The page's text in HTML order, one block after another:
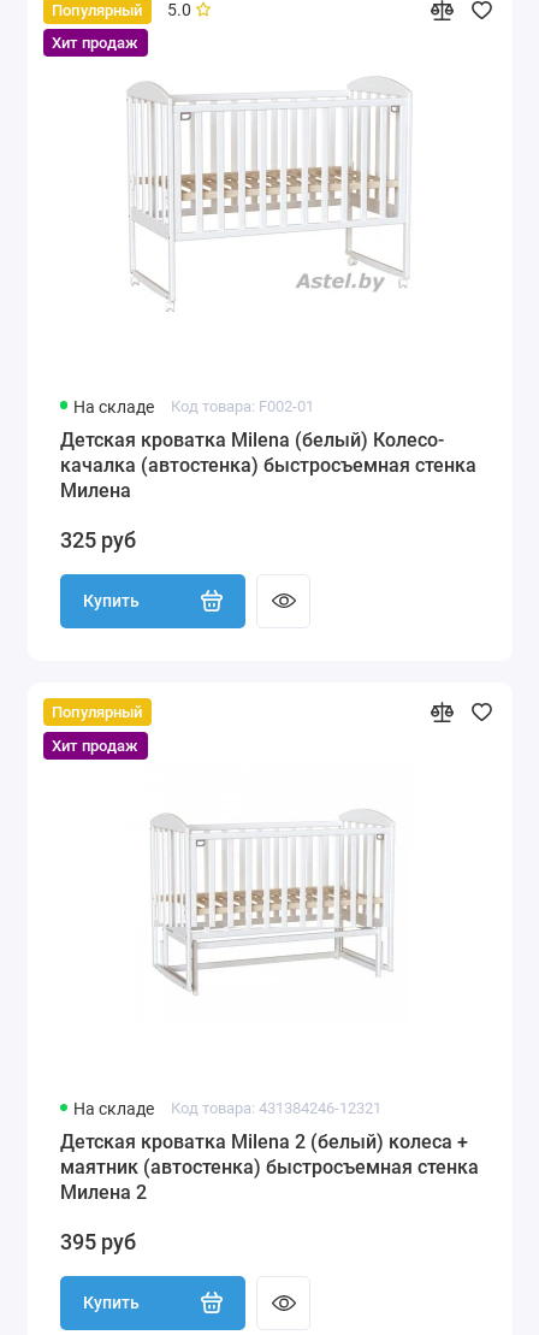
Популярный
Хит продаж
5.0
На складе Код товара: F002-01
Детская кроватка Milena (белый) Колесо-
качалка (автостенка) быстросъемная стенка
Милена
325 руб
Купить
Популярный
Хит продаж
На складе Код товара: 431384246-12321
Детская кроватка Milena 2 (белый) колеса +
маятник (автостенка) быстросъемная стенка
Милена 2
395 руб
Купить